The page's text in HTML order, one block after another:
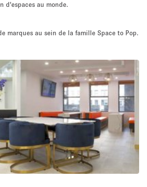
Événement Art Alimentation
Réunion Bureaux
Local
Commercial
Partagé
d'espaces au monde.
marques au sein de la famille Space to Pop.